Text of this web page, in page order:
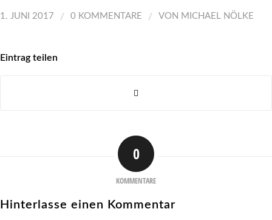
1. JUNI 2017 / 0 KOMMENTARE / VON MICHAEL NÖLKE
Eintrag teilen
0
KOMMENTARE
Hinterlasse einen Kommentar